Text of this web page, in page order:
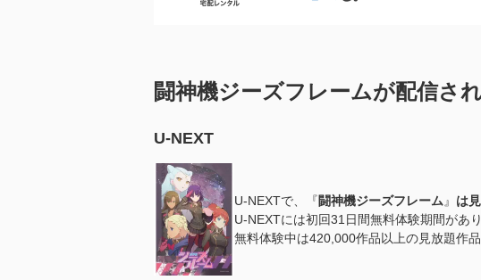
闘神機ジーズフレームが配信さ
U-NEXT
U-NEXTで、『闘神機ジーズフレーム 』 は
U-NEXTには初回31日間無料体験期間があり
無料体験中は420,000作品以上の見放題作